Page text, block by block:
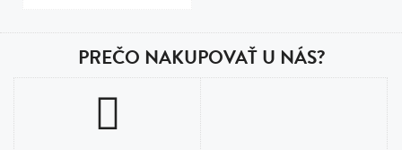
PREČO NAKUPOVAŤ U NÁS?